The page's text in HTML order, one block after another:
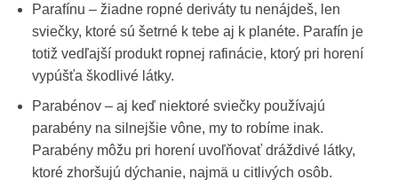
Parafínu – žiadne ropné deriváty tu nenájdeš, len
sviečky, ktoré sú šetrné k tebe aj k planéte. Parafín je
totiž vedľajší produkt ropnej rafinácie, ktorý pri horení
vypúšťa škodlivé látky.
Parabénov – aj keď niektoré sviečky používajú
parabény na silnejšie vône, my to robíme inak.
Parabény môžu pri horení uvoľňovať dráždivé látky,
ktoré zhoršujú dýchanie, najmä u citlivých osôb.